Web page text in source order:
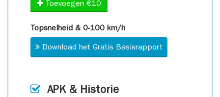
Toevoegen €10
Topsnelheid & 0-100 km/h
Download het Gratis Basisrapport
APK & Historie